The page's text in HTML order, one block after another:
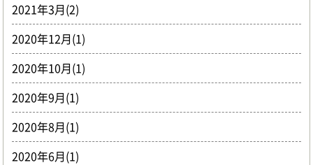
2021年3月(2)
2020年12月(1)
2020年10月(1)
2020年9月(1)
2020年8月(1)
2020年6月(1)